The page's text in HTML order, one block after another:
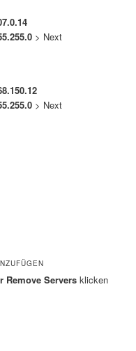
> Next
> Next
Remove Serversklicken